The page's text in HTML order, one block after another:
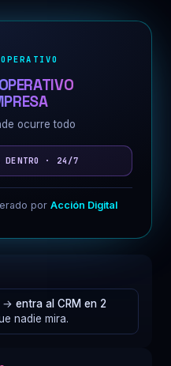
→ entra al CRM en 2
nadie mira.
ocurre todo
DENTRO · 24/7
por Acción Digital